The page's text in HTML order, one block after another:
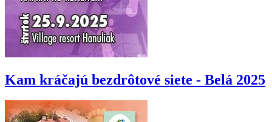
Kam kráčajú bezdrôtové siete - Belá 2025